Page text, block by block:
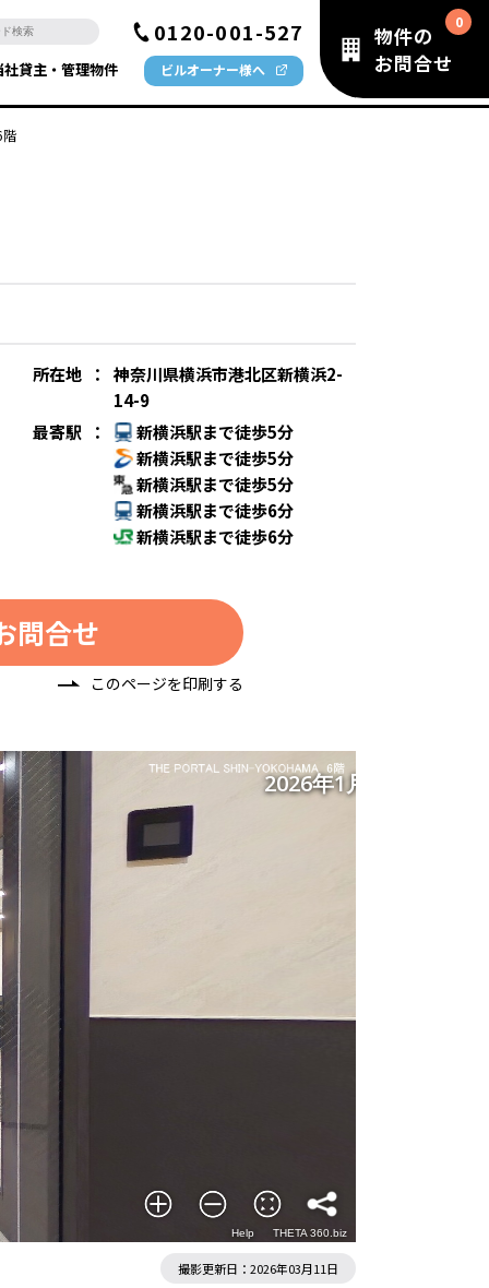
0120-001-527
社貸主・管理物件 ビルオーナー様へ
物件の
お問合せ
階
所在地 ：
神奈川県横浜市港北区新横浜2-
14-9
最寄駅
：
新横浜駅まで徒歩5分
新横浜駅まで徒歩5分
新横浜駅まで徒歩5分
新横浜駅まで徒歩6分
新横浜駅まで徒歩6分
問合せ
このページを印刷する
撮影更新日：2026年03月11日